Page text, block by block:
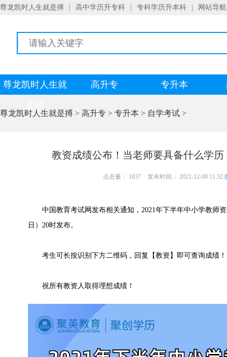
尊龙凯时人生就是搏 高中学历升专科 专科学历升本科 网站导航
尊龙凯时人生就
高升专 专升本
尊龙凯时人生就是搏 > 高升专 > 专升本 > 自学考试 >
教资成绩公布！当老师要具备什么学
点击量： 1037 发布时间： 2021-12-09 11:32
中国教育考试网发布相关通知，2021年下半年中小学教师资
日）20时发布。
考生可长按识别下方二维码，回复【教资】即可查询成绩！
祝所有教资人取得理想成绩！